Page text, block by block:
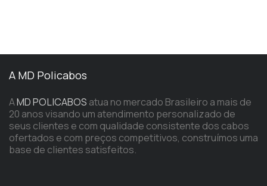
A MD Policabos
AMD POLICABOS atua no mercado Brasileiro a mais de
20 anos visando um atendimento personalizado de
seus clientes e com qualidade consistente dos cabos
ofertados e com preços competitivos, construímos uma
base de clientes satisfeitos.